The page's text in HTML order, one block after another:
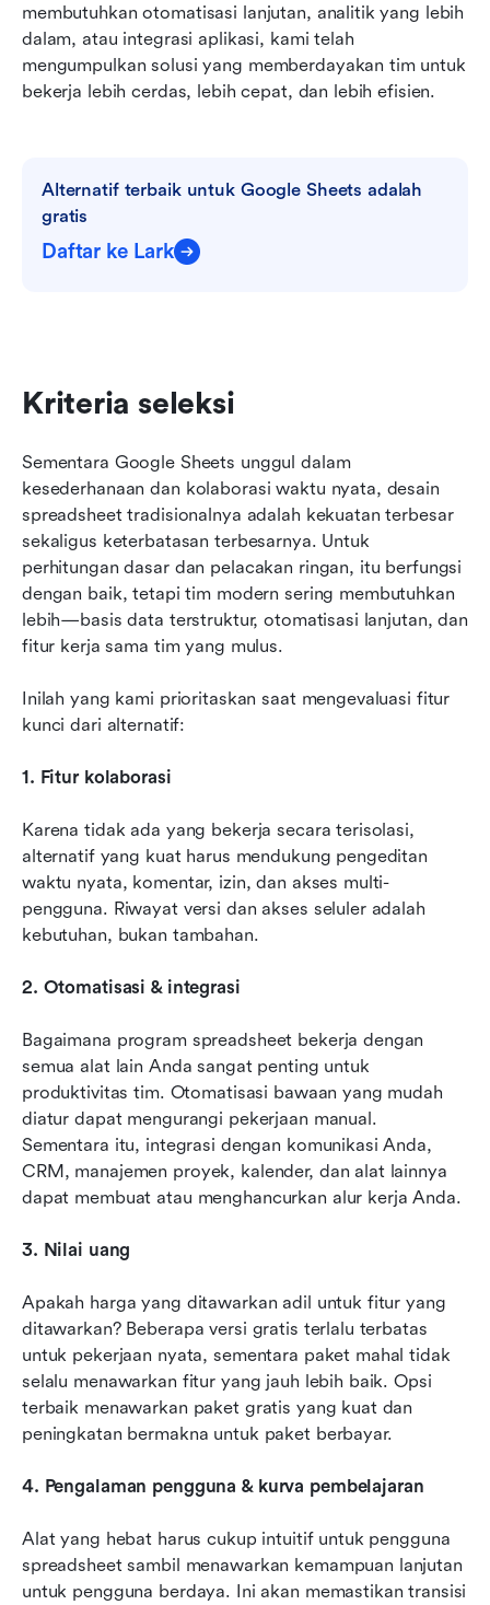
membutuhkan otomatisasi lanjutan, analitik yang lebih
dalam, atau integrasi aplikasi, kami telah
mengumpulkan solusi yang memberdayakan tim untuk
bekerja lebih cerdas, lebih cepat, dan lebih efisien.
Alternatif terbaik untuk Google Sheets adalah
gratis
Daftar ke Lark
Kriteria seleksi
Sementara Google Sheets unggul dalam
kesederhanaan dan kolaborasi waktu nyata, desain
spreadsheet tradisionalnya adalah kekuatan terbesar
sekaligus keterbatasan terbesarnya. Untuk
perhitungan dasar dan pelacakan ringan, itu berfungsi
dengan baik, tetapi tim modern sering membutuhkan
lebih—basis data terstruktur, otomatisasi lanjutan, dan
fitur kerja sama tim yang mulus.
Inilah yang kami prioritaskan saat mengevaluasi fitur
kunci dari alternatif:
1. Fitur kolaborasi
Karena tidak ada yang bekerja secara terisolasi,
alternatif yang kuat harus mendukung pengeditan
waktu nyata, komentar, izin, dan akses multi-
pengguna. Riwayat versi dan akses seluler adalah
kebutuhan, bukan tambahan.
2. Otomatisasi & integrasi
Bagaimana program spreadsheet bekerja dengan
semua alat lain Anda sangat penting untuk
produktivitas tim. Otomatisasi bawaan yang mudah
diatur dapat mengurangi pekerjaan manual.
Sementara itu, integrasi dengan komunikasi Anda,
CRM, manajemen proyek, kalender, dan alat lainnya
dapat membuat atau menghancurkan alur kerja Anda.
3. Nilai uang
Apakah harga yang ditawarkan adil untuk fitur yang
ditawarkan? Beberapa versi gratis terlalu terbatas
untuk pekerjaan nyata, sementara paket mahal tidak
selalu menawarkan fitur yang jauh lebih baik. Opsi
terbaik menawarkan paket gratis yang kuat dan
peningkatan bermakna untuk paket berbayar.
4. Pengalaman pengguna & kurva pembelajaran
Alat yang hebat harus cukup intuitif untuk pengguna
spreadsheet sambil menawarkan kemampuan lanjutan
untuk pengguna berdaya. Ini akan memastikan transisi